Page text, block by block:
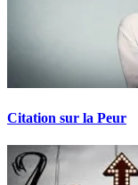
Citation sur la Peur